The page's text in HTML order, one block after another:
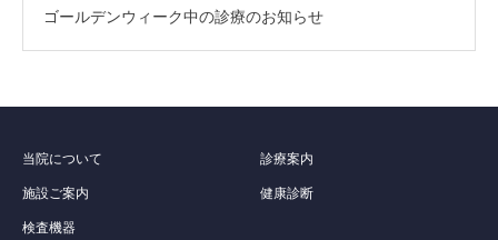
ゴールデンウィーク中の診療のお知らせ
当院について
施設ご案内
検査機器
診療案内
健康診断